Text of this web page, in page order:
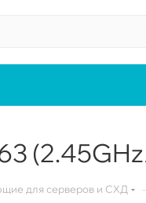
для серверов и СХД